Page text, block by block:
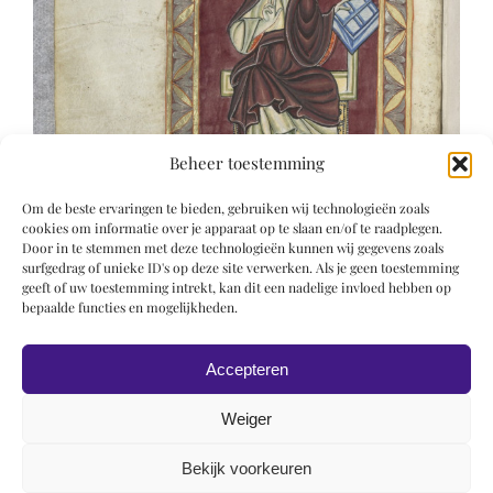
Beheer toestemming
Om de beste ervaringen te bieden, gebruiken wij technologieën zoals
cookies om informatie over je apparaat op te slaan en/of te raadplegen.
Door in te stemmen met deze technologieën kunnen wij gegevens zoals
surfgedrag of unieke ID's op deze site verwerken. Als je geen toestemming
geeft of uw toestemming intrekt, kan dit een nadelige invloed hebben op
bepaalde functies en mogelijkheden.
Accepteren
Weiger
Bekijk voorkeuren